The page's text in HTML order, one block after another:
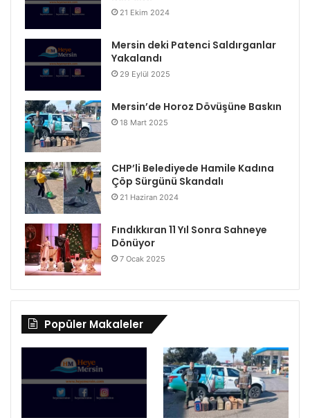
21 Ekim 2024
Mersin deki Patenci Saldırganlar
Yakalandı
29 Eylül 2025
Mersin’de Horoz Dövüşüne Baskın
18 Mart 2025
CHP’li Belediyede Hamile Kadına
Çöp Sürgünü Skandalı
21 Haziran 2024
Fındıkkıran 11 Yıl Sonra Sahneye
Dönüyor
7 Ocak 2025
Popüler Makaleler